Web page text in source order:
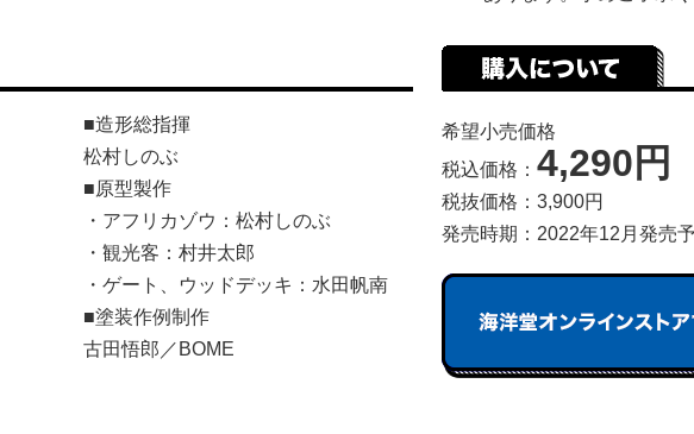
■造形総指揮
松村しのぶ
■原型製作
・アフリカゾウ：松村しのぶ
・観光客：村井太郎
・ゲート、ウッドデッキ：水田帆南
■塗装作例制作
古田悟郎／BOME
希望小売価格
税込価格： 4,290円
税抜価格：3,900円
発売時期：2022年12月発売